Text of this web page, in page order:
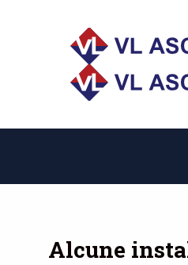
Alcune